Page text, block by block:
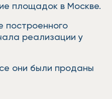
площадок в Москве.
построенного
реализации у
они были проданы